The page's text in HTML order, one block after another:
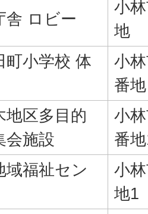
舎 ロビー
小
地
町小学校 体
小
番地
地区多目的
会施設
小
番
域福祉セン
小
地1